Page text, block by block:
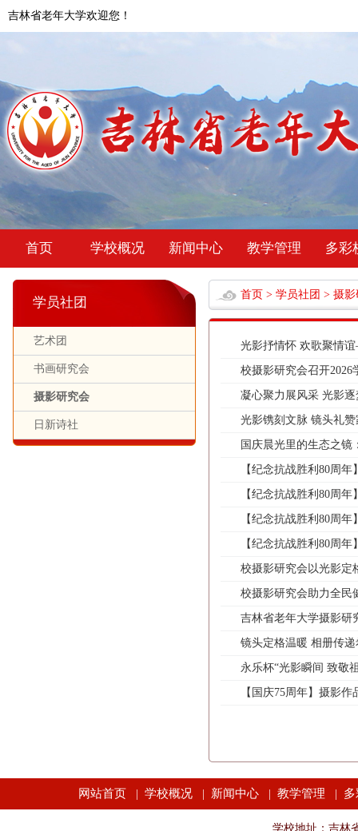
吉林省老年大学欢迎您！
首页 学校概况 新闻中心 教学管理 多彩
学员社团
艺术团
书画研究会
摄影研究会
日新诗社
首页 > 学员社团 > 摄影
光影抒情怀 欢歌聚情
校摄影研究会召开
凝心聚力展风采 光影
光影镌刻文脉 镜头礼
国庆晨光里的生态之
【纪念抗战胜利80周
【纪念抗战胜利80周
【纪念抗战胜利80周
【纪念抗战胜利80周
校摄影研究会以光影定
校摄影研究会助力全民
吉林省老年大学摄影研
镜头定格温暖 相册传
永乐杯“光影瞬间 致敬
【国庆75周年】摄影作
网站首页 学校概况 新闻中心 教学管理
学校地址：吉林